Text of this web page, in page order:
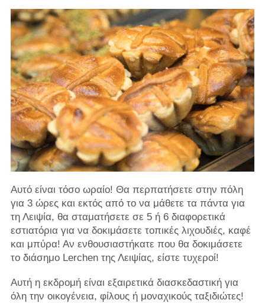
Αυτό είναι τόσο ωραίο! Θα περπατήσετε στην πόλη
για 3 ώρες και εκτός από το να μάθετε τα πάντα για
τη Λειψία, θα σταματήσετε σε 5 ή 6 διαφορετικά
εστιατόρια για να δοκιμάσετε τοπικές λιχουδιές, καφέ
και μπύρα! Αν ενθουσιαστήκατε που θα δοκιμάσετε
το διάσημο Lerchen της Λειψίας, είστε τυχεροί!
Αυτή η εκδρομή είναι εξαιρετικά διασκεδαστική για
όλη την οικογένεια, φίλους ή μοναχικούς ταξιδιώτες!